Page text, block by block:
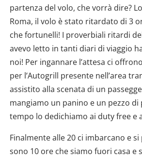
partenza del volo, che vorrà dire?
Roma, il volo è stato ritardato di 3
che fortunelli! I proverbiali ritardi
avevo letto in tanti diari di viaggio
noi! Per ingannare l’attesa ci
per l’Autogrill presente nell’area
assistito alla scenata di un
mangiamo un panino e un pezzo di
tempo lo dedichiamo ai duty free e
Finalmente alle 20 ci imbarcano e
sono 10 ore che siamo fuori casa e